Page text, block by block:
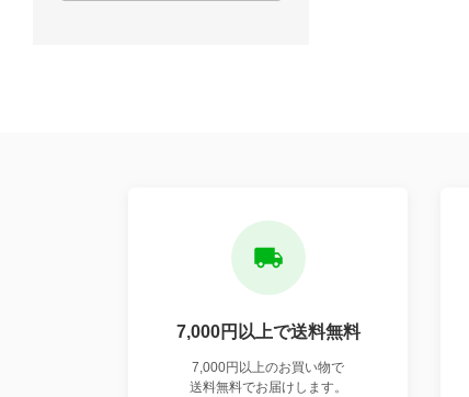
7,000円以上で送料無料
7,000円以上のお買い物で
送料無料でお届けします。